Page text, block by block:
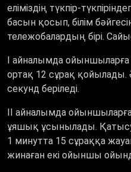
еліміздің түкпір-
басын қосып, білім
тележобалардың бірі.
І айналымда ойыншыларға
ортақ 12 сұрақ қойылады.
секунд беріледі.
ІІ айналымда
ұяшық ұсынылады.
1 минутта 15 сұраққа
жинаған екі ойыншы